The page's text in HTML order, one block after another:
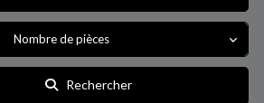
Nombre de pièces
Rechercher